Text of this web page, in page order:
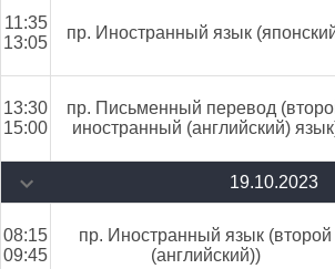
11:35
13:05
пр. Иностранный язык
13:30
15:00
пр. Письменный перевод
иностранный (английский)
19.10.2023
08:15
09:45
пр. Иностранный язык (второй
(английский))